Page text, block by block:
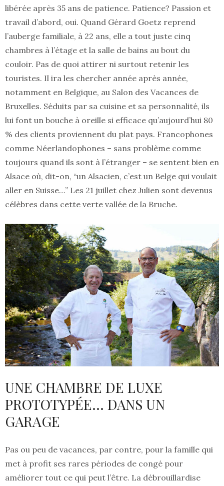
libérée après 35 ans de patience. Patience? Passion et
travail d’abord, oui. Quand Gérard Goetz reprend
l’auberge familiale, à 22 ans, elle a tout juste cinq
chambres à l’étage et la salle de bains au bout du
couloir. Pas de quoi attirer ni surtout retenir les
touristes. Il ira les chercher année après année,
notamment en Belgique, au Salon des Vacances de
Bruxelles. Séduits par sa cuisine et sa personnalité, ils
lui font un bouche à oreille si efficace qu’aujourd’hui 80
% des clients proviennent du plat pays. Francophones
comme Néerlandophones – sans problème comme
toujours quand ils sont à l’étranger – se sentent bien en
Alsace où, dit-on, “un Alsacien, c’est un Belge qui voulait
aller en Suisse…” Les 21 juillet chez Julien sont devenus
célèbres dans cette verte vallée de la Bruche.
UNE CHAMBRE DE LUXE
PROTOTYPÉE… DANS UN
GARAGE
Pas ou peu de vacances, par contre, pour la famille qui
met à profit ses rares périodes de congé pour
améliorer tout ce qui peut l’être. La débrouillardise